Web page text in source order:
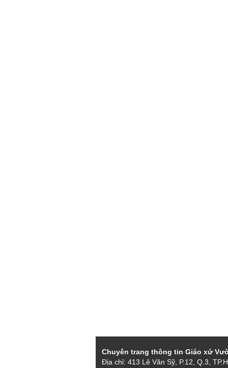
Chuyên trang thông tin Giáo xứ
Địa chỉ: 413 Lê Văn Sỹ, P.12, Q.3,